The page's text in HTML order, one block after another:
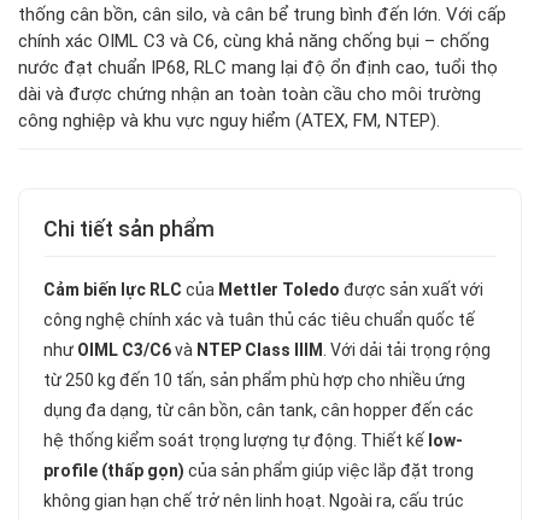
thống cân bồn, cân silo, và cân bể trung bình đến lớn. Với cấp
chính xác OIML C3 và C6, cùng khả năng chống bụi – chống
nước đạt chuẩn IP68, RLC mang lại độ ổn định cao, tuổi thọ
dài và được chứng nhận an toàn toàn cầu cho môi trường
công nghiệp và khu vực nguy hiểm (ATEX, FM, NTEP).
Chi tiết sản phẩm
Cảm biến lực RLC của Mettler Toledo được sản xuất với
công nghệ chính xác và tuân thủ các tiêu chuẩn quốc tế
như OIML C3/C6và NTEP Class IIIM . Với dải tải trọng rộng
từ 250 kg đến 10 tấn, sản phẩm phù hợp cho nhiều ứng
dụng đa dạng, từ cân bồn, cân tank, cân hopper đến các
hệ thống kiểm soát trọng lượng tự động. Thiết kế low-
profile (thấp gọn) của sản phẩm giúp việc lắp đặt trong
không gian hạn chế trở nên linh hoạt. Ngoài ra, cấu trúc